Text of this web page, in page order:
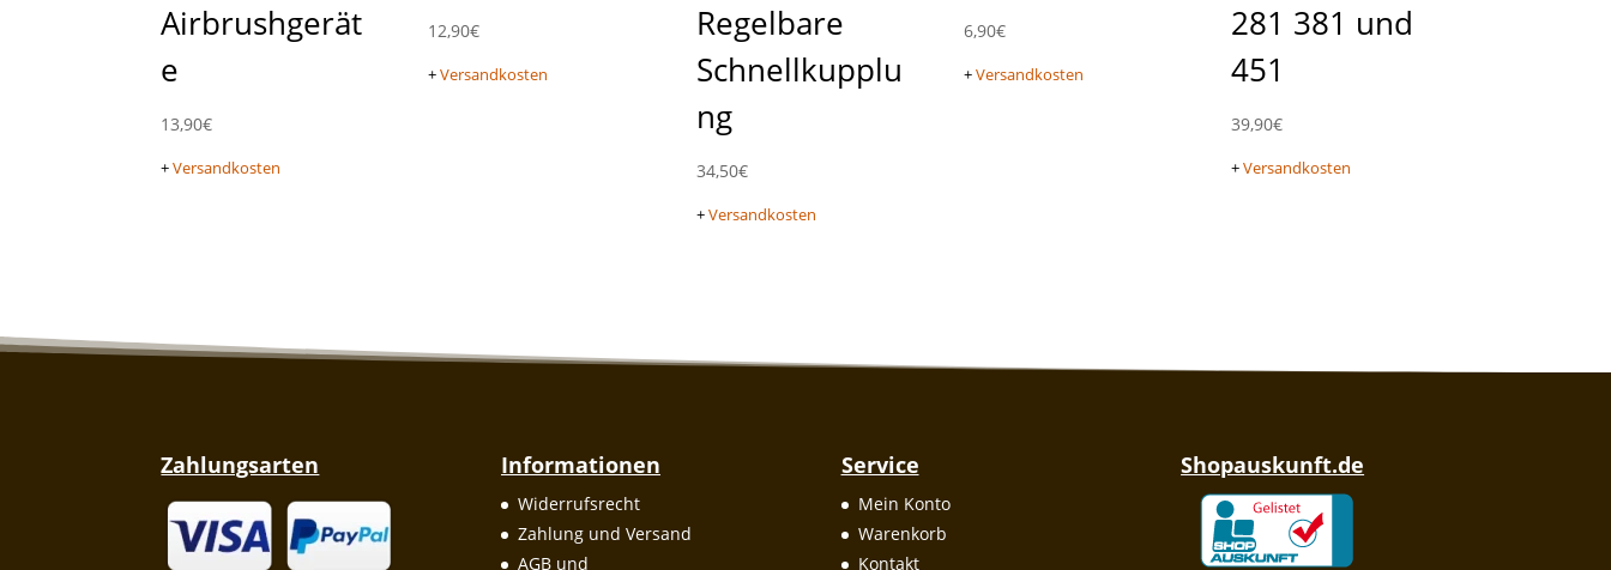
Airbrushgerät
e
13,90€
+Versandkosten
12,90€
+Versandkosten
Regelbare
Schnellkupplu
ng
34,50€
+Versandkosten
6,90€
+Versandkosten
281 381 und
451
39,90€
+Versandkosten
Zahlungsarten Informationen
Widerrufsrecht
Zahlung und Versand
AGB und
Service
Mein Konto
Warenkorb
Kontakt
Shopauskunft.de